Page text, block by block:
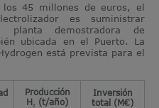
los 45 millones de euros, el
es suministrar
demostradora de
ubicada en el Puerto. La
está prevista para el
Producción
H₂ (t/año)
Inversión
total (M€)